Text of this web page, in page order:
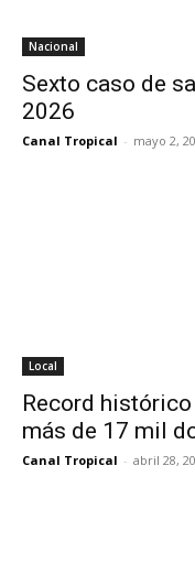
Nacional
Sexto caso de
2026
Canal Tropical - mayo 2,
Local
Record
más de 17 mil
Canal Tropical - abril 28,